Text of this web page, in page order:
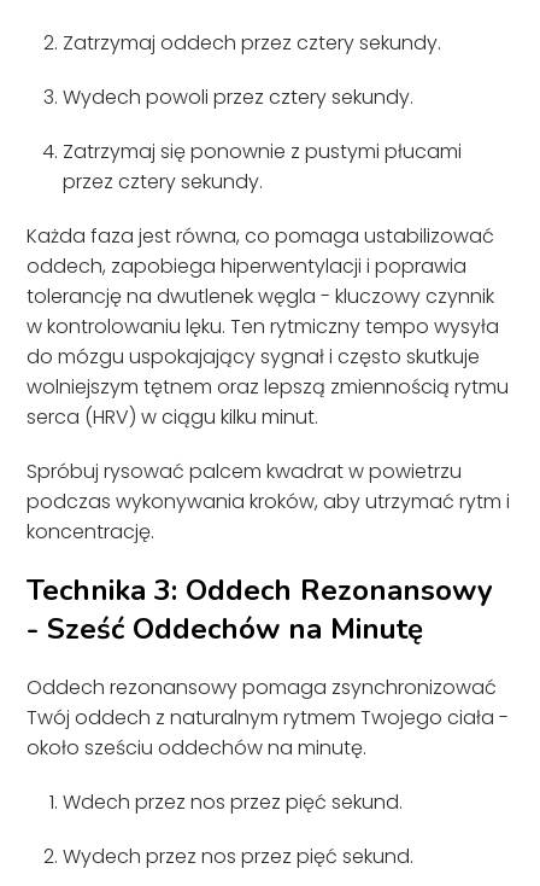
Zatrzymaj oddech przez cztery sekundy.
Wydech powoli przez cztery sekundy.
Zatrzymaj się ponownie z pustymi płucami
przez cztery sekundy.
Każda faza jest równa, co pomaga ustabilizować
oddech, zapobiega hiperwentylacji i poprawia
tolerancję na dwutlenek węgla - kluczowy czynnik
w kontrolowaniu lęku. Ten rytmiczny tempo wysyła
do mózgu uspokajający sygnał i często skutkuje
wolniejszym tętnem oraz lepszą zmiennością rytmu
serca (HRV) w ciągu kilku minut.
Spróbuj rysować palcem kwadrat w powietrzu
podczas wykonywania kroków, aby utrzymać rytm i
koncentrację.
Technika 3: Oddech Rezonansowy
- Sześć Oddechów na Minutę
Oddech rezonansowy pomaga zsynchronizować
Twój oddech z naturalnym rytmem Twojego ciała -
około sześciu oddechów na minutę.
Wdech przez nos przez pięć sekund.
Wydech przez nos przez pięć sekund.